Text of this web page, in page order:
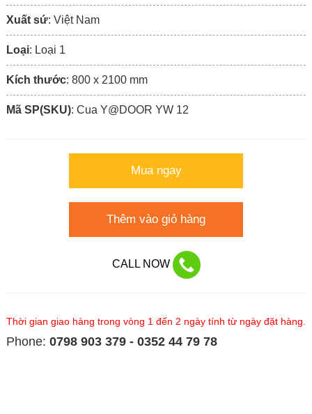
Xuất sứ: Việt Nam
Loại: Loại 1
Kích thước: 800 x 2100 mm
Mã SP(SKU): Cua Y@DOOR YW 12
Mua ngay
Thêm vào giỏ hàng
CALL NOW
Thời gian giao hàng trong vòng 1 đến 2 ngày tính từ ngày đặt hàng.
Phone: 0798 903 379 - 0352 44 79 78